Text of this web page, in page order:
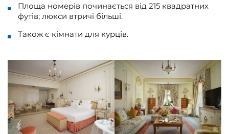
Площа номерів починається від 215 квадратних
футів; люкси втричі більші.
Також є кімнати для курців.